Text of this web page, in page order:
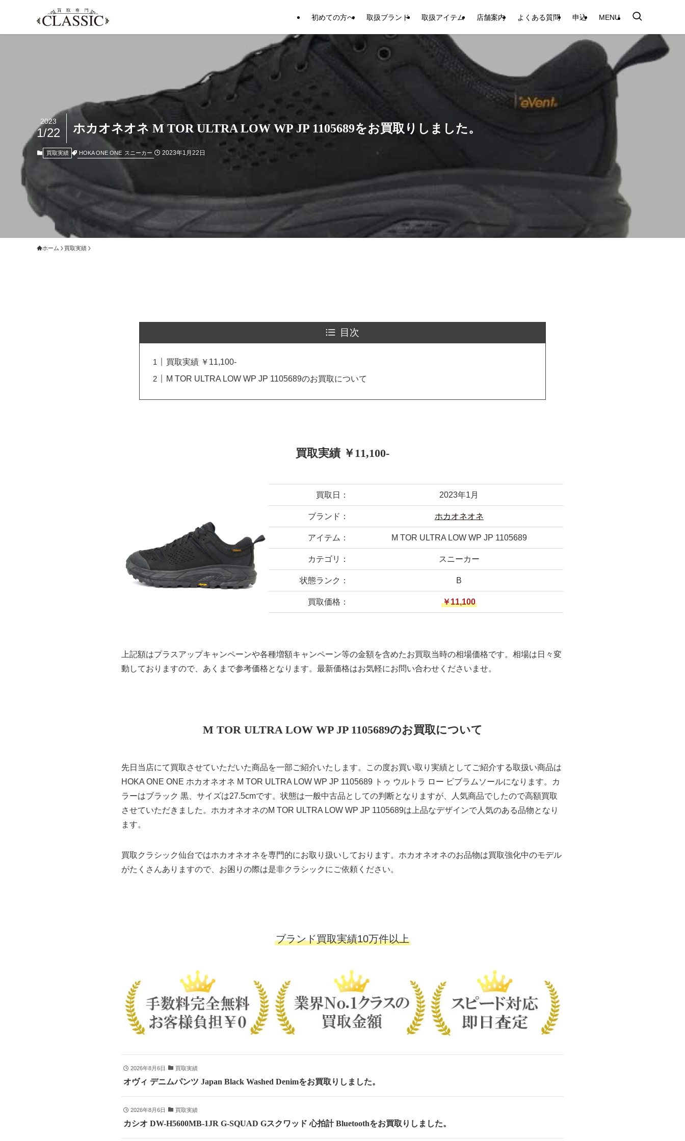
初めての方へ 取扱ブランド 取扱アイテム 店舗案内 よくある質問 申込 MENU
ホカオネオネ M TOR ULTRA LOW WP JP 1105689をお買取りしました。
2023
1/22
買取実績 HOKA ONE ONE スニーカー 2023年1月22日
ホーム 買取実績
目次
買取実績 ￥11,100-
M TOR ULTRA LOW WP JP 1105689のお買取について
買取実績 ￥11,100-
買取日： 2023年1月
ブランド： ホカオネオネ
アイテム： M TOR ULTRA LOW WP JP 1105689
カテゴリ： スニーカー
状態ランク： B
買取価格： ￥11,100
上記額はプラスアップキャンペーンや各種増額キャンペーン等の金額を含めたお買取当時の相場価格です。相場は日々変
動しておりますので、あくまで参考価格となります。最新価格はお気軽にお問い合わせくださいませ。
M TOR ULTRA LOW WP JP 1105689のお買取について
先日当店にて買取させていただいた商品を一部ご紹介いたします。この度お買い取り実績としてご紹介する取扱い商品は
HOKA ONE ONE ホカオネオネ M TOR ULTRA LOW WP JP 1105689 トゥ ウルトラ ロー ビブラムソールになります。カ
ラーはブラック 黒、サイズは27.5cmです。状態は一般中古品としての判断となりますが、人気商品でしたので高額買取
させていただきました。ホカオネオネのM TOR ULTRA LOW WP JP 1105689は上品なデザインで人気のある品物となり
ます。
買取クラシック仙台ではホカオネオネを専門的にお取り扱いしております。ホカオネオネのお品物は買取強化中のモデル
がたくさんありますので、お困りの際は是非クラシックにご依頼ください。
ブランド買取実績10万件以上
2026年8月6日 買取実績
オヴィ デニムパンツ Japan Black Washed Denimをお買取りしました。
2026年8月6日 買取実績
カシオ DW-H5600MB-1JR G-SQUAD Gスクワッド 心拍計 Bluetoothをお買取りしました。